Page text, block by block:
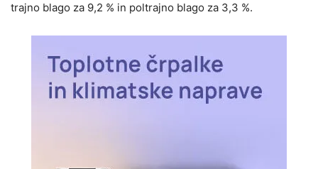
trajno blago za 9,2 % in poltrajno blago za 3,3 %.